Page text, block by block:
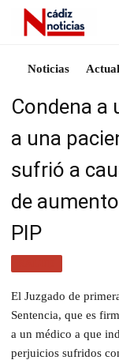
Noticias
Condena a
a una
sufrió a
de
PIP
El Juzgado de
Sentencia, que es
a un médico a que
perjuicios sufridos